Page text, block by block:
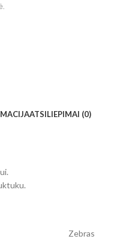
ATSILIEPIMAI (0)
Zebras